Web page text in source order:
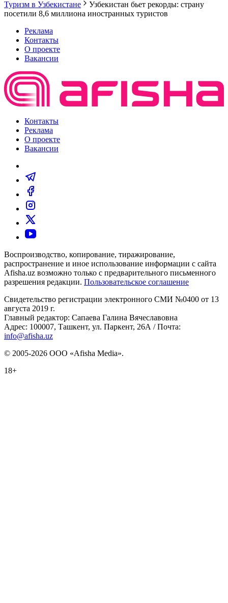
Туризм в Узбекистане
Узбекистан бьет рекорды: страну
посетили 8,6 миллиона иностранных туристов
Реклама
Контакты
О проекте
Вакансии
Контакты
Реклама
О проекте
Вакансии
Воспроизводство, копирование, тиражирование,
распространение и иное использование информации с сайта
Afisha.uz возможно только с предварительного письменного
разрешения редакции. Пользовательское соглашение
Свидетельство регистрации электронного СМИ №0400 от 13
августа 2019 г.
Главный редактор: Сапаева Галина Вячеславовна
Адрес: 100007, Ташкент, ул. Паркент, 26А / Почта:
info@afisha.uz
© 2005-2026 ООО «Afisha Media».
18+